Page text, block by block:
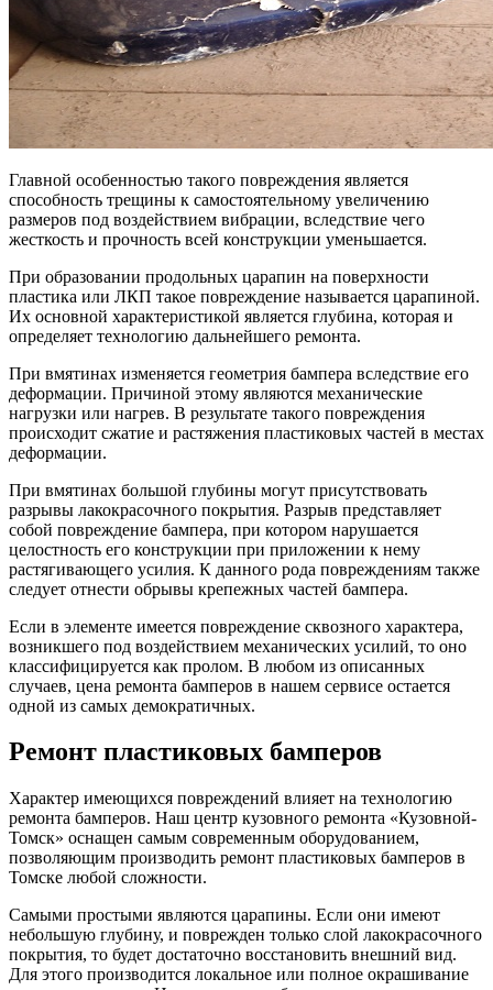
Главной особенностью такого повреждения является
способность трещины к самостоятельному увеличению
размеров под воздействием вибрации, вследствие чего
жесткость и прочность всей конструкции уменьшается.
При образовании продольных царапин на поверхности
пластика или ЛКП такое повреждение называется царапиной.
Их основной характеристикой является глубина, которая и
определяет технологию дальнейшего ремонта.
При вмятинах изменяется геометрия бампера вследствие его
деформации. Причиной этому являются механические
нагрузки или нагрев. В результате такого повреждения
происходит сжатие и растяжения пластиковых частей в местах
деформации.
При вмятинах большой глубины могут присутствовать
разрывы лакокрасочного покрытия. Разрыв представляет
собой повреждение бампера, при котором нарушается
целостность его конструкции при приложении к нему
растягивающего усилия. К данного рода повреждениям также
следует отнести обрывы крепежных частей бампера.
Если в элементе имеется повреждение сквозного характера,
возникшего под воздействием механических усилий, то оно
классифицируется как пролом. В любом из описанных
случаев, цена ремонта бамперов в нашем сервисе остается
одной из самых демократичных.
Ремонт пластиковых бамперов
Характер имеющихся повреждений влияет на технологию
ремонта бамперов. Наш центр кузовного ремонта «Кузовной-
Томск» оснащен самым современным оборудованием,
позволяющим производить ремонт пластиковых бамперов в
Томске любой сложности.
Самыми простыми являются царапины. Если они имеют
небольшую глубину, и поврежден только слой лакокрасочного
покрытия, то будет достаточно восстановить внешний вид.
Для этого производится локальное или полное окрашивание